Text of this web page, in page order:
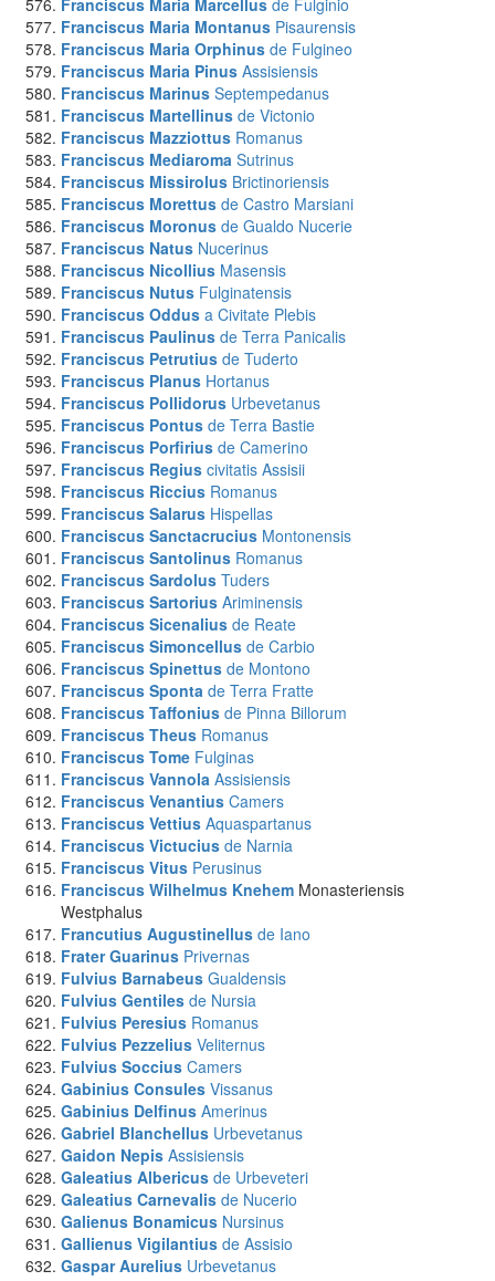
Franciscus Maria Marcellus de Fulginio
Franciscus Maria Montanus Pisaurensis
Franciscus Maria Orphinus de Fulgineo
Franciscus Maria Pinus Assisiensis
Franciscus Marinus Septempedanus
Franciscus Martellinus de Victonio
Franciscus Mazziottus Romanus
Franciscus Mediaroma Sutrinus
Franciscus Missirolus Brictinoriensis
Franciscus Morettus de Castro Marsiani
Franciscus Moronus de Gualdo Nucerie
Franciscus Natus Nucerinus
Franciscus Nicollius Masensis
Franciscus Nutus Fulginatensis
Franciscus Oddus a Civitate Plebis
Franciscus Paulinus de Terra Panicalis
Franciscus Petrutius de Tuderto
Franciscus Planus Hortanus
Franciscus Pollidorus Urbevetanus
Franciscus Pontus de Terra Bastie
Franciscus Porfirius de Camerino
Franciscus Regius civitatis Assisii
Franciscus Riccius Romanus
Franciscus Salarus Hispellas
Franciscus Sanctacrucius Montonensis
Franciscus Santolinus Romanus
Franciscus Sardolus Tuders
Franciscus Sartorius Ariminensis
Franciscus Sicenalius de Reate
Franciscus Simoncellus de Carbio
Franciscus Spinettus de Montono
Franciscus Sponta de Terra Fratte
Franciscus Taffonius de Pinna Billorum
Franciscus Theus Romanus
Franciscus Tome Fulginas
Franciscus Vannola Assisiensis
Franciscus Venantius Camers
Franciscus Vettius Aquaspartanus
Franciscus Victucius de Narnia
Franciscus Vitus Perusinus
Franciscus Wilhelmus Knehem Monasteriensis
Westphalus
Francutius Augustinellus de Iano
Frater Guarinus Privernas
Fulvius Barnabeus Gualdensis
Fulvius Gentiles de Nursia
Fulvius Peresius Romanus
Fulvius Pezzelius Veliternus
Fulvius Soccius Camers
Gabinius Consules Vissanus
Gabinius Delfinus Amerinus
Gabriel Blanchellus Urbevetanus
Gaidon Nepis Assisiensis
Galeatius Albericus de Urbeveteri
Galeatius Carnevalis de Nucerio
Galienus Bonamicus Nursinus
Gallienus Vigilantius de Assisio
Gaspar Aurelius Urbevetanus